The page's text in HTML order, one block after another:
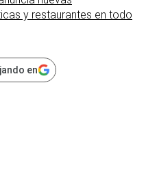
y restaurantes en todo
en